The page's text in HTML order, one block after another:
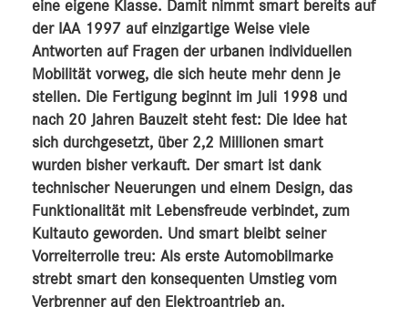
eine eigene Klasse. Damit nimmt smart bereits auf
der IAA 1997 auf einzigartige Weise viele
Antworten auf Fragen der urbanen individuellen
Mobilität vorweg, die sich heute mehr denn je
stellen. Die Fertigung beginnt im Juli 1998 und
nach 20 Jahren Bauzeit steht fest: Die Idee hat
sich durchgesetzt, über 2,2 Millionen smart
wurden bisher verkauft. Der smart ist dank
technischer Neuerungen und einem Design, das
Funktionalität mit Lebensfreude verbindet, zum
Kultauto geworden. Und smart bleibt seiner
Vorreiterrolle treu: Als erste Automobilmarke
strebt smart den konsequenten Umstieg vom
Verbrenner auf den Elektroantrieb an.